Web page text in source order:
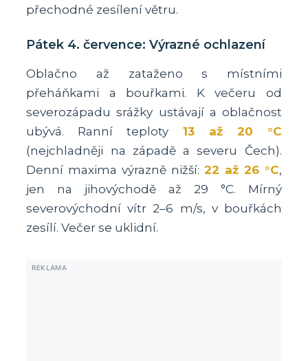
přechodné zesílení větru.
Pátek 4. července: Výrazné ochlazení
Oblačno až zataženo s místními
přeháňkami a bouřkami. K večeru od
severozápadu srážky ustávají a oblačnost
ubývá. Ranní teploty 13 až 20 °C
(nejchladněji na západě a severu Čech).
Denní maxima výrazně nižší: 22 až 26 °C,
jen na jihovýchodě až 29 °C. Mírný
severovýchodní vítr 2–6 m/s, v bouřkách
zesílí. Večer se uklidní.